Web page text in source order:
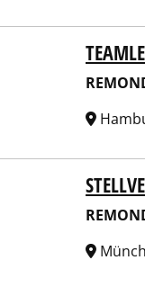
AG & Co. KG
AG & Co. KG